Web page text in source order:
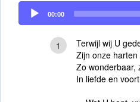
Audio
Player
00:00
1
Terwijl wij U
Zijn onze harten
Zo wonderbaar,
In liefde en